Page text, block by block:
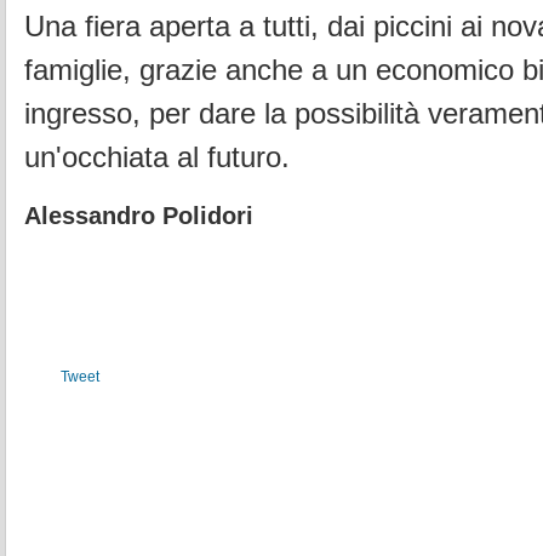
Una fiera aperta a tutti, dai piccini ai
famiglie, grazie anche a un economico
ingresso, per dare la possibilità
un'occhiata al futuro.
Alessandro Polidori
Tweet